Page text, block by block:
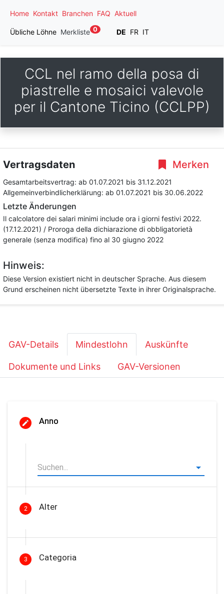
Home Kontakt Branchen FAQ Aktuell
Übliche Löhne Merkliste 0 DE FR IT
CCL nel ramo della posa di
piastrelle e mosaici valevole
per il Cantone Ticino (CCLPP)
Merken
Vertragsdaten
Gesamtarbeitsvertrag: ab 01.07.2021 bis 31.12.2021
Allgemeinverbindlicherklärung: ab 01.07.2021 bis 30.06.2022
Letzte Änderungen
Il calcolatore dei salari minimi include ora i giorni festivi 2022.
(17.12.2021) / Proroga della dichiarazione di obbligatorietà
generale (senza modifica) fino al 30 giugno 2022
Hinweis:
Diese Version existiert nicht in deutscher Sprache. Aus diesem
Grund erscheinen nicht übersetzte Texte in ihrer Originalsprache.
GAV-Details Mindestlohn Auskünfte
Dokumente und Links GAV-Versionen
Anno
2 Alter
3 Categoria